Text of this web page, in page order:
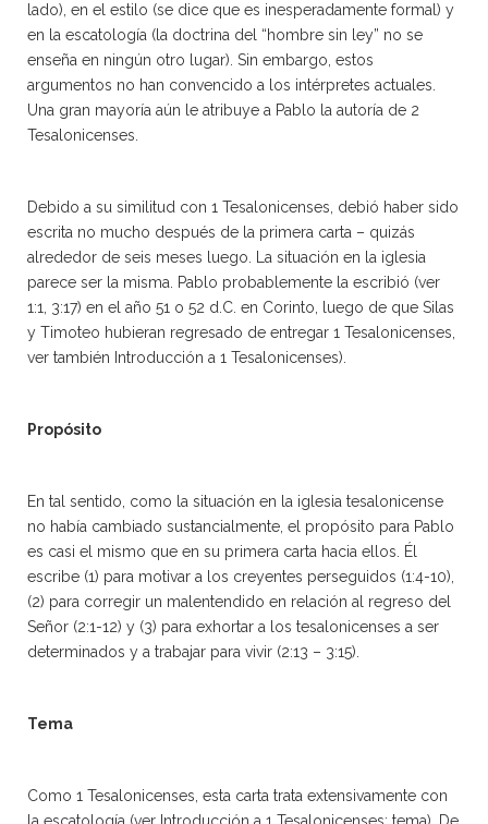
lado), en el estilo (se dice que es inesperadamente formal) y
en la escatología (la doctrina del “hombre sin ley” no se
enseña en ningún otro lugar). Sin embargo, estos
argumentos no han convencido a los intérpretes actuales.
Una gran mayoría aún le atribuye a Pablo la autoría de 2
Tesalonicenses.
Debido a su similitud con 1 Tesalonicenses, debió haber sido
escrita no mucho después de la primera carta – quizás
alrededor de seis meses luego. La situación en la iglesia
parece ser la misma. Pablo probablemente la escribió (ver
1:1, 3:17) en el año 51 o 52 d.C. en Corinto, luego de que Silas
y Timoteo hubieran regresado de entregar 1 Tesalonicenses,
ver también Introducción a 1 Tesalonicenses).
Propósito
En tal sentido, como la situación en la iglesia tesalonicense
no había cambiado sustancialmente, el propósito para Pablo
es casi el mismo que en su primera carta hacia ellos. Él
escribe (1) para motivar a los creyentes perseguidos (1:4-10),
(2) para corregir un malentendido en relación al regreso del
Señor (2:1-12) y (3) para exhortar a los tesalonicenses a ser
determinados y a trabajar para vivir (2:13 – 3:15).
Tema
Como 1 Tesalonicenses, esta carta trata extensivamente con